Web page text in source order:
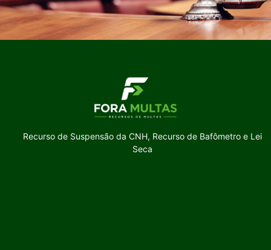
Recurso de Suspensão da CNH, Recurso de Bafômetro e Lei
Seca